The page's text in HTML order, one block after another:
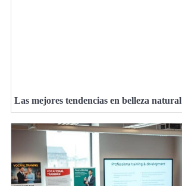
Las mejores tendencias en belleza natural